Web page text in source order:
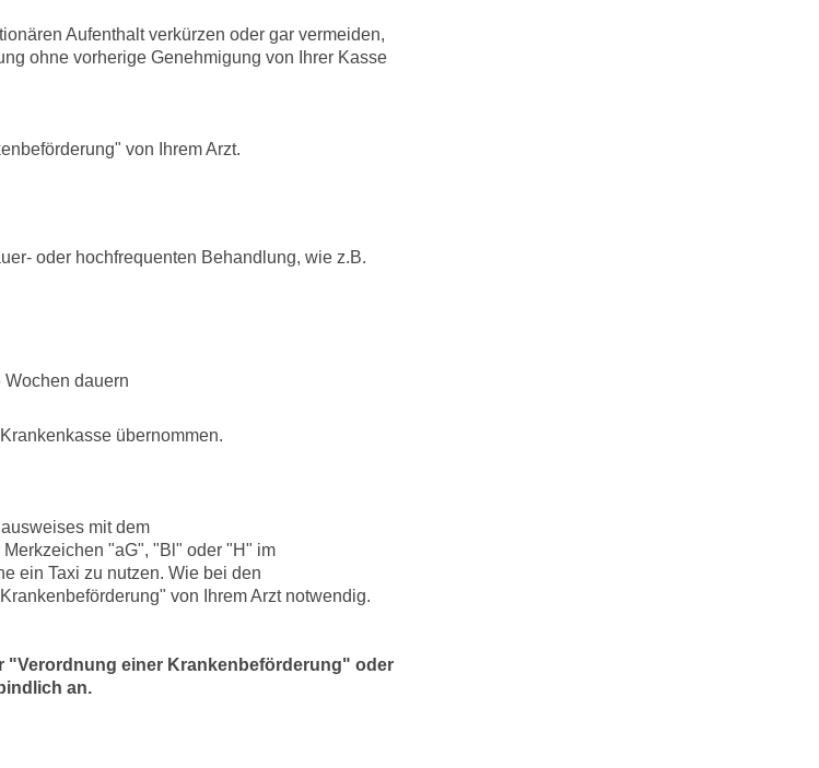
Aufenthalt verkürzen oder gar vermeiden,
ohne vorherige Genehmigung von Ihrer Kasse
von Ihrem Arzt.
oder hochfrequenten Behandlung, wie z.B.
dauern
übernommen.
mit dem
"aG", "Bl" oder "H" im
ein Taxi zu nutzen. Wie bei den
von Ihrem Arzt notwendig.
"Verordnung einer Krankenbeförderung" oder
an.